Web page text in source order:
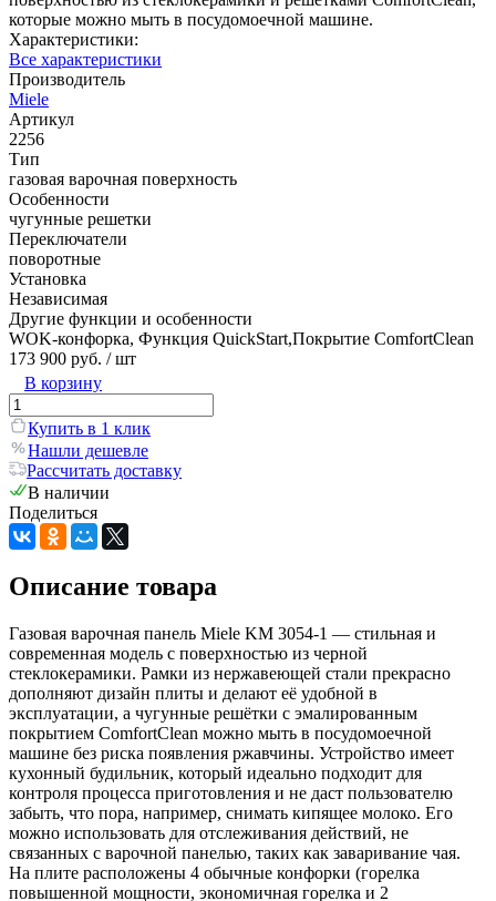
которые можно мыть в посудомоечной машине.
Характеристики:
Все характеристики
Производитель
Miele
Артикул
2256
Тип
газовая варочная поверхность
Особенности
чугунные решетки
Переключатели
поворотные
Установка
Независимая
Другие функции и особенности
WOK-конфорка, Функция QuickStart,Покрытие ComfortClean
173 900 руб. / шт
В корзину
Купить в 1 клик
Нашли дешевле
Рассчитать доставку
В наличии
Поделиться
Описание товара
Газовая варочная панель Miele KM 3054-1 — стильная и
современная модель с поверхностью из черной
стеклокерамики. Рамки из нержавеющей стали прекрасно
дополняют дизайн плиты и делают её удобной в
эксплуатации, а чугунные решётки с эмалированным
покрытием ComfortClean можно мыть в посудомоечной
машине без риска появления ржавчины. Устройство имеет
кухонный будильник, который идеально подходит для
контроля процесса приготовления и не даст пользователю
забыть, что пора, например, снимать кипящее молоко. Его
можно использовать для отслеживания действий, не
связанных с варочной панелью, таких как заваривание чая.
На плите расположены 4 обычные конфорки (горелка
повышенной мощности, экономичная горелка и 2